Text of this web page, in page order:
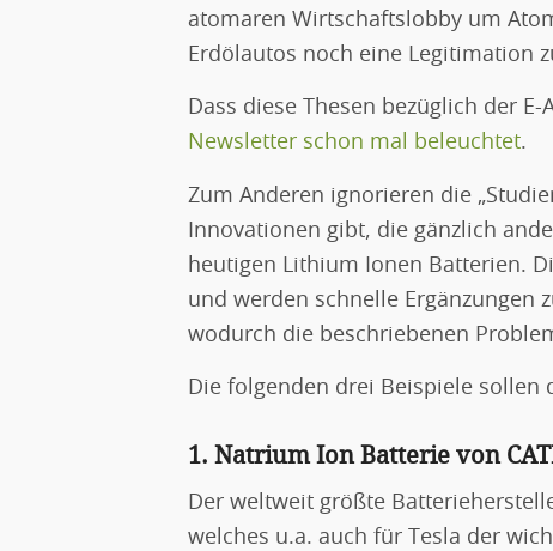
atomaren Wirtschaftslobby um
Erdölautos noch eine Legitimation
Dass diese Thesen bezüglich der
Newsletter schon mal beleuchtet.
Zum Anderen ignorieren die
Innovationen gibt, die gänzlich
heutigen Lithium Ionen Batterien.
und werden schnelle Ergänzungen
wodurch die beschriebenen
Die folgenden drei Beispiele sollen
1. Natrium Ion Batterie von
Der weltweit größte
welches u.a. auch für Tesla der